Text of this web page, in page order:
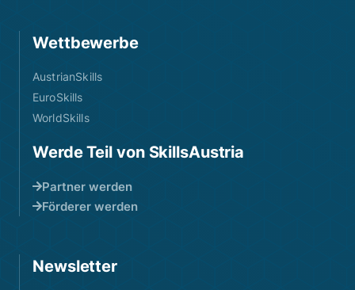
Wettbewerbe
AustrianSkills
EuroSkills
WorldSkills
Werde Teil von SkillsAustria
Partner werden
Förderer werden
Newsletter